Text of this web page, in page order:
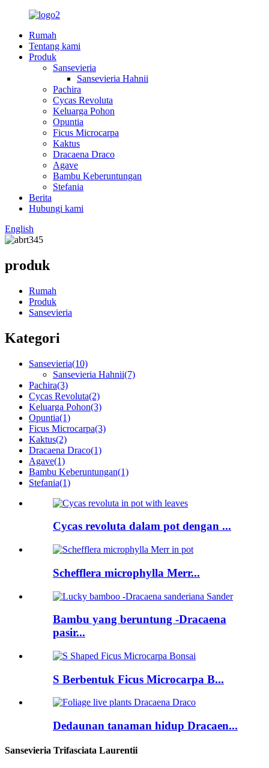
Rumah
Tentang kami
Produk
Sansevieria
Sansevieria Hahnii
Pachira
Cycas Revoluta
Keluarga Pohon
Opuntia
Ficus Microcarpa
Kaktus
Dracaena Draco
Agave
Bambu Keberuntungan
Stefania
Berita
Hubungi kami
English
produk
Rumah
Produk
Sansevieria
Kategori
Sansevieria(10)
Sansevieria Hahnii(7)
Pachira(3)
Cycas Revoluta(2)
Keluarga Pohon(3)
Opuntia(1)
Ficus Microcarpa(3)
Kaktus(2)
Dracaena Draco(1)
Agave(1)
Bambu Keberuntungan(1)
Stefania(1)
Cycas revoluta dalam pot dengan ...
Schefflera microphylla Merr...
Bambu yang beruntung -Dracaena
pasir...
S Berbentuk Ficus Microcarpa B...
Dedaunan tanaman hidup Dracaen...
Sansevieria Trifasciata Laurentii